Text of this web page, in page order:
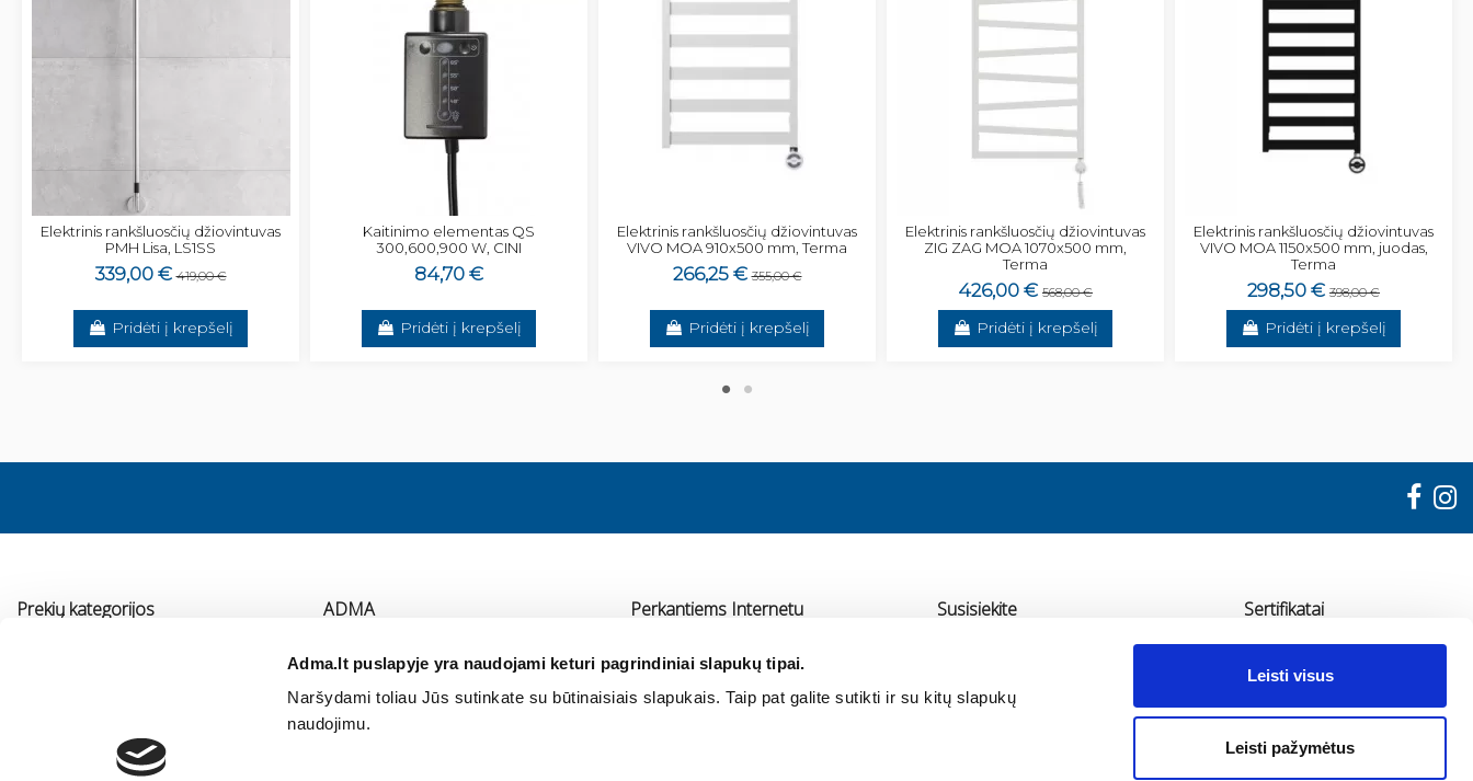
Adma.lt puslapyje yra naudojami keturi pagrindiniai slapukų tipai.
Naršydami toliau Jūs sutinkate su būtinaisiais slapukais. Taip pat galite sutikti ir su kitų slapukų
naudojimu.
Leisti visus
Leisti pažymėtus
Elektrinis rankšluosčių džiovintuvas
PMH Lisa, LS1SS
339,00 € 419,00 €
Pridėti į krepšelį
Kaitinimo elementas QS
300,600,900 W, CINI
84,70 €
Pridėti į krepšelį
Elektrinis rankšluosčių džiovintuvas
VIVO MOA 910x500 mm, Terma
266,25 € 355,00 €
Pridėti į krepšelį
Elektrinis rankšluosčių džiovintuvas
ZIG ZAG MOA 1070x500 mm,
Terma
426,00 € 568,00 €
Pridėti į krepšelį
Elektrinis rankšluosčių džiovintuvas
VIVO MOA 1150x500 mm, juodas,
Terma
298,50 € 398,00 €
Pridėti į krepšelį
Prekių kategorijos
Oro kondicionavimas ir vėdinimas
Vidaus vandentiekis ir nuotekos
ADMA
Apie mus
Immergas serviso partneriai
Perkantiems Internetu
Pristatymas
Grąžinimas ir garantija
Susisiekite
Raudondvario pl. 78, Kaunas
Sertifikatai